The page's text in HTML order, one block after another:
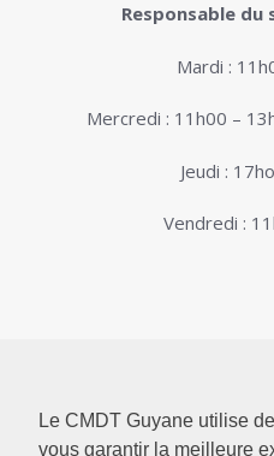
Le CMDT Guyane utilise
vous garantir la meilleure
Responsable
Mardi :
Mercredi : 11h00 –
Jeudi :
Vendredi :
© 2026. Conservatoire